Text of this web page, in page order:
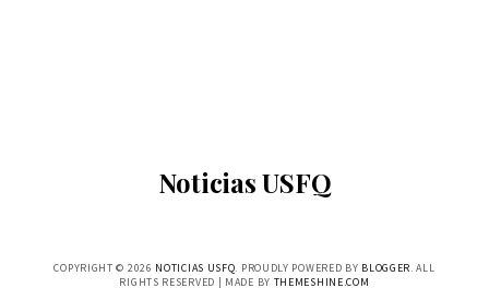
Noticias USFQ
COPYRIGHT © 2026 NOTICIAS USFQ. PROUDLY POWERED BY BLOGGER. ALL
RIGHTS RESERVED | MADE BY THEMESHINE.COM